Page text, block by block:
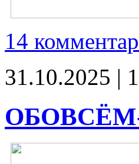
14
31.10.2025 |
ОБОВСЁМ-